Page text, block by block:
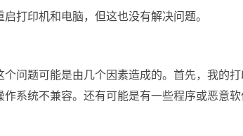
打印机和电脑，但这也没有解决问题。
个问题可能是由几个因素造成的。首先，我的
系统不兼容。还有可能是有一些程序或恶意软